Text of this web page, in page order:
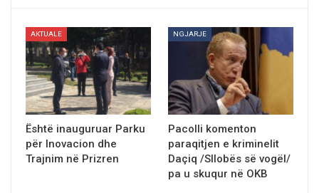
AKTUALE
Është inauguruar Parku
për Inovacion dhe
Trajnim në Prizren
NGJARJE
Pacolli komenton
paraqitjen e kriminelit
Daçiq /Sllobës së vogël/
pa u skuqur në OKB